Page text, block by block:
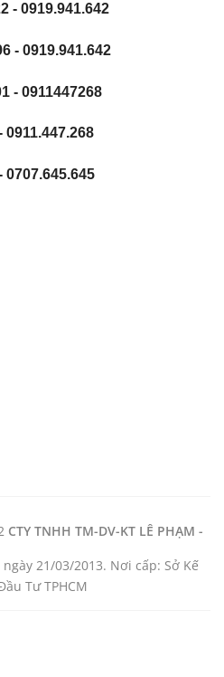
- 0919.941.642
- 0919.941.642
- 0911447268
0911.447.268
0707.645.645
CTY TNHH TM-DV-KT LÊ PHẠM -
ngày 21/03/2013. Nơi cấp: Sở Kế
Tư TPHCM